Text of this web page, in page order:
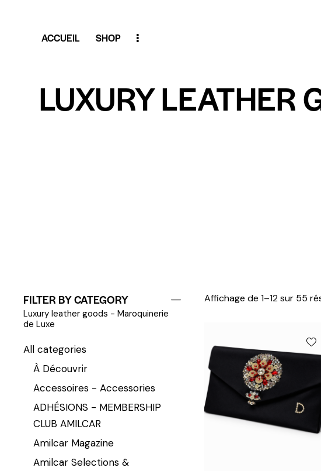
ACCUEIL SHOP
LUXURY LEATHER
Affichage de 1–12 sur 55
FILTER BY CATEGORY
Luxury leather goods - Maroquinerie
de Luxe
All categories
À Découvrir
Accessoires - Accessories
ADHÉSIONS - MEMBERSHIP
CLUB AMILCAR
Amilcar Magazine
Amilcar Selections &